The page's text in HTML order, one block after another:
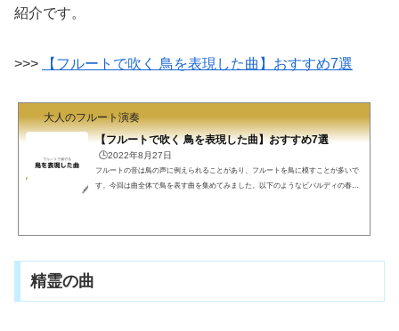
紹介です。
>>> 【フルートで吹く 鳥を表現した曲】おすすめ7選
大人のフルート演奏
【フルートで吹く 鳥を表現した曲】おすすめ7選
🕒️2022年8月27日
フルートの音は鳥の声に例えられることがあり、フルートを鳥に模すことが多いで
す。今回は曲全体で鳥を表す曲を集めてみました。以下のようなビバルディの春ご
たちも鳥を表現しておもしろいです。https://www.youtube...
精霊の曲